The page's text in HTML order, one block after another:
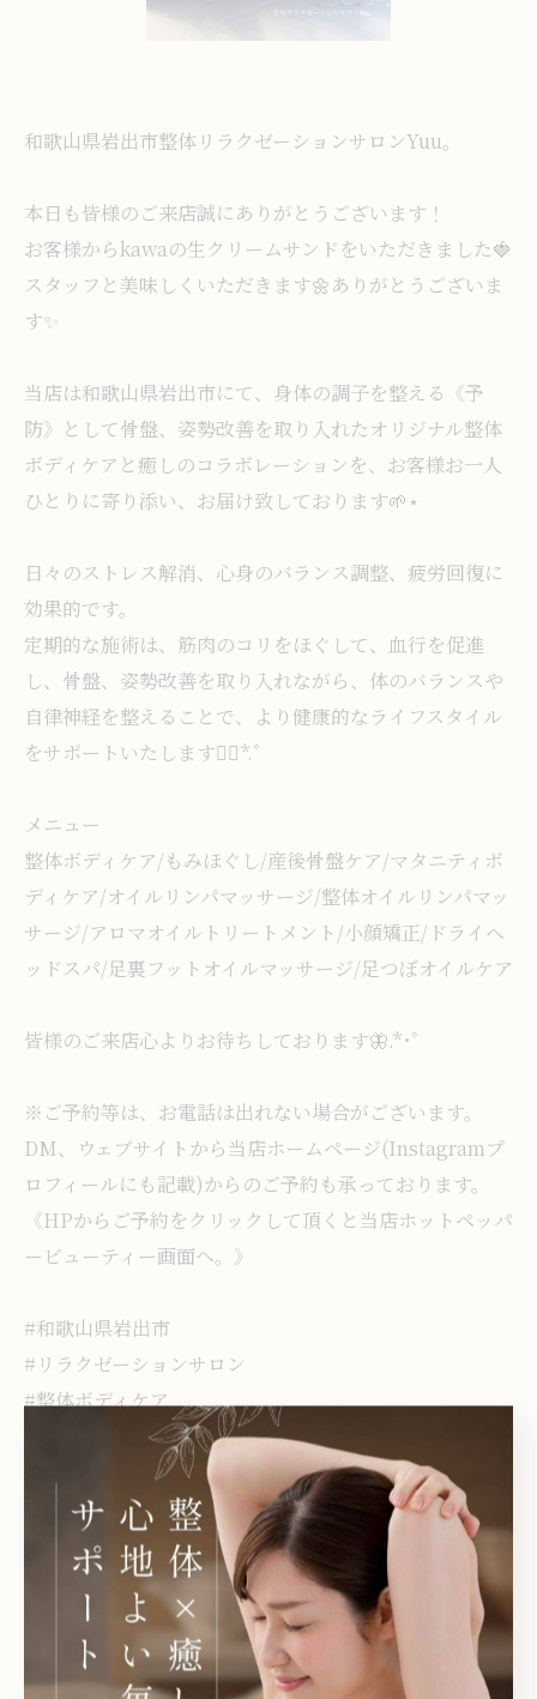
和歌山県岩出市整体リラクゼーションサロンYuu。
本日も皆様のご来店誠にありがとうございます！
お客様からkawaの生クリームサンドをいただきました🍓
スタッフと美味しくいただきます🌼ありがとうございま
す✨️
当店は和歌山県岩出市にて、身体の調子を整える《予
防》として骨盤、姿勢改善を取り入れたオリジナル整体
ボディケアと癒しのコラボレーションを、お客様お一人
ひとりに寄り添い、お届け致しております🌱⋆
日々のストレス解消、心身のバランス調整、疲労回復に
効果的です。
定期的な施術は、筋肉のコリをほぐして、血行を促進
し、骨盤、姿勢改善を取り入れながら、体のバランスや
自律神経を整えることで、より健康的なライフスタイル
をサポートいたします❁⃘*.ﾟ
メニュー
整体ボディケア/もみほぐし/産後骨盤ケア/マタニティボ
ディケア/オイルリンパマッサージ/整体オイルリンパマッ
サージ/アロマオイルトリートメント/小顔矯正/ドライヘ
ッドスパ/足裏フットオイルマッサージ/足つぼオイルケア
皆様のご来店心よりお待ちしております🦋.*･ﾟ
※ご予約等は、お電話は出れない場合がございます。
DM、ウェブサイトから当店ホームページ(Instagramプ
ロフィールにも記載)からのご予約も承っております。
《HPからご予約をクリックして頂くと当店ホットペッパ
ービューティー画面へ。》
#和歌山県岩出市
#リラクゼーションサロン
#整体ボディケア
#オイルリンパマッサージ
岩出市で緊張をほぐすもみほぐし岩出市でオイルリンパ
マッサージ
もみほぐし オイルリンパマッサージ